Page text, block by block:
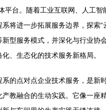
平台。随着工业互联网、人工智
将进一步拓展服务边界，探索“
新型服务模式，并深化与行业协
、生态化的技术服务新格局。
系的点对点企业技术服务，是新
产教融合的生动实践。它像一座